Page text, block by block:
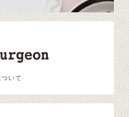
いて